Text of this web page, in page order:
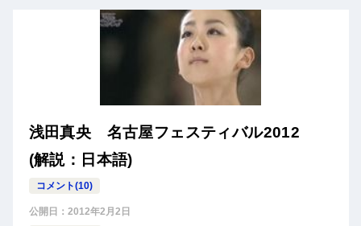
浅田真央 名古屋フェスティバル2012
(解説：日本語)
コメント(10)
公開日： 2012年2月2日